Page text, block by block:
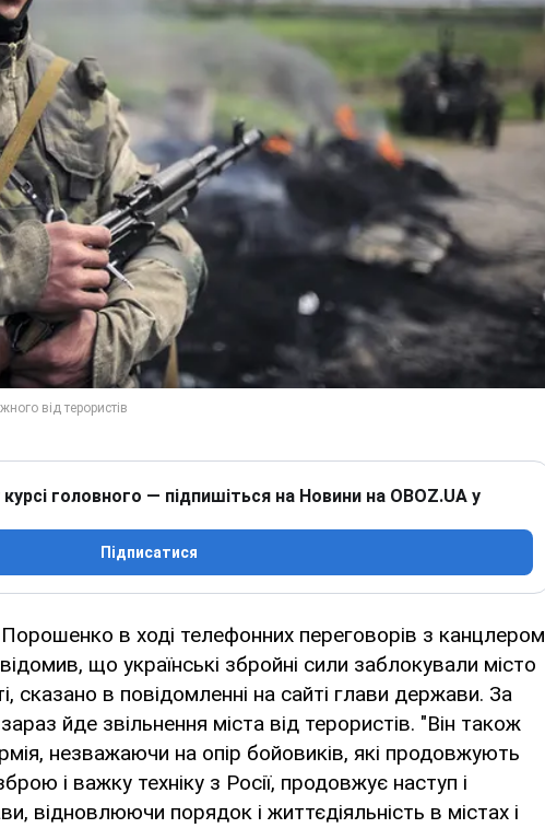
головного — підпишіться на Новини на OBOZ.UA у
Підписатися
в ході телефонних переговорів з канцлером
що українські збройні сили заблокували місто
сказано в повідомленні на сайті глави держави. За
йде звільнення міста від терористів. "Він також
незважаючи на опір бойовиків, які продовжують
і важку техніку з Росії, продовжує наступ і
відновлюючи порядок і життєдіяльність в містах і